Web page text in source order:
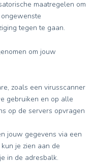
maatregelen om
tegen te gaan.
om jouw
zoals een virusscanner
gebruiken en op alle
op de servers opvragen
jouw gegevens via een
je zien aan de
in de adresbalk.